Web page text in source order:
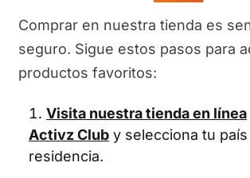
Comprar en nuestra tienda es
seguro. Sigue estos pasos para
productos favoritos:
Visita nuestra tienda en línea
Activz Club y selecciona tu
residencia.